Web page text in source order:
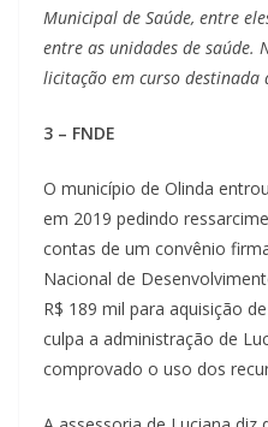
Municipal de Saúde, entre
entre as unidades de saúde.
licitação em curso destinada
3 – FNDE
O município de Olinda
em 2019 pedindo
contas de um convênio
Nacional de
R$ 189 mil para aquisição
culpa a administração de
comprovado o uso dos